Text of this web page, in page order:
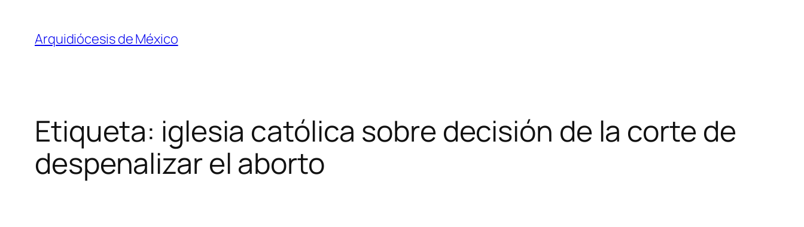
contenido
Arquidiócesis de México
Etiqueta: iglesia católica sobre decisión de la corte de
despenalizar el aborto